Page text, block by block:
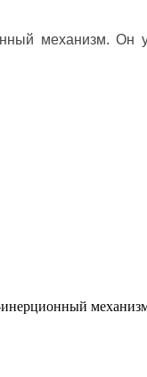
механизм. Он